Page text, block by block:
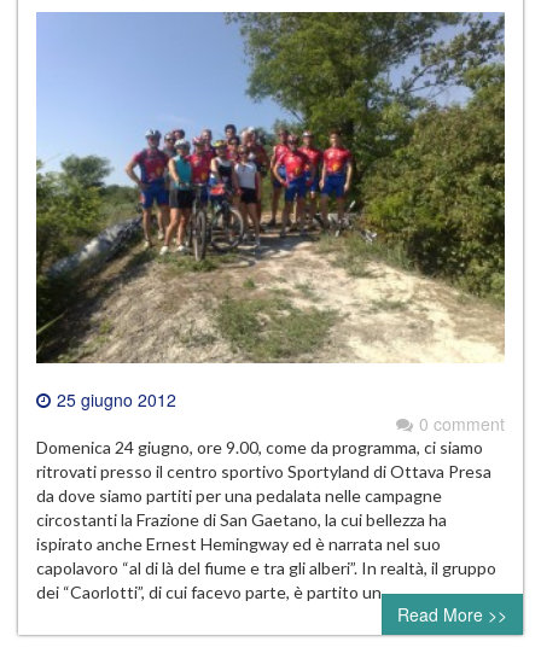
25 giugno 2012
0 comment
Domenica 24 giugno, ore 9.00, come da programma, ci siamo
ritrovati presso il centro sportivo Sportyland di Ottava Presa
da dove siamo partiti per una pedalata nelle campagne
circostanti la Frazione di San Gaetano, la cui bellezza ha
ispirato anche Ernest Hemingway ed è narrata nel suo
capolavoro “al di là del fiume e tra gli alberi”. In realtà, il gruppo
dei “Caorlotti”, di cui facevo parte, è partito un…
Read More >>